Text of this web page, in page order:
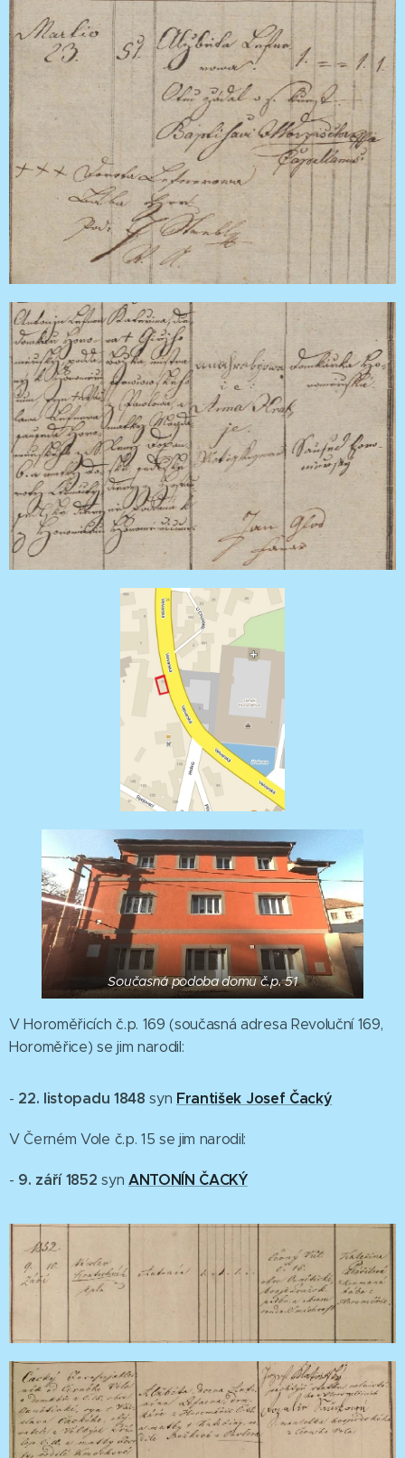
Současná podoba domu č.p. 51
V Horoměřicích č.p. 169 (současná adresa Revoluční 169,
Horoměřice) se jim narodil:
- 22. listopadu 1848 syn František Josef Čacký
V Černém Vole č.p. 15 se jim narodil:
- 9. září 1852 syn ANTONÍN ČACKÝ